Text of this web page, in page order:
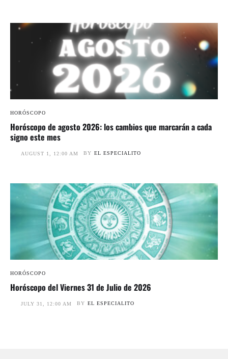
HORÓSCOPO
Horóscopo de agosto 2026: los cambios que marcarán a cada
signo este mes
AUGUST 1, 12:00 AM BY EL ESPECIALITO
HORÓSCOPO
Horóscopo del Viernes 31 de Julio de 2026
JULY 31, 12:00 AM BY EL ESPECIALITO